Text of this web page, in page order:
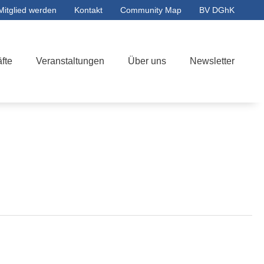
werden Kontakt Community Map BV DGhK
Veranstaltungen Über uns Newsletter